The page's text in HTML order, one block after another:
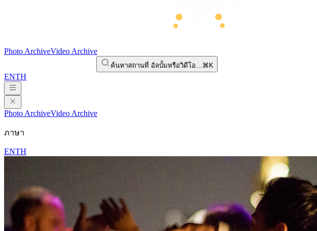
Photo ArchiveVideo Archive
ค้นหาสถานที่ อัลบั้มหรือวิดีโอ…⌘K
ENTH
Photo ArchiveVideo Archive
ภาษา
ENTH